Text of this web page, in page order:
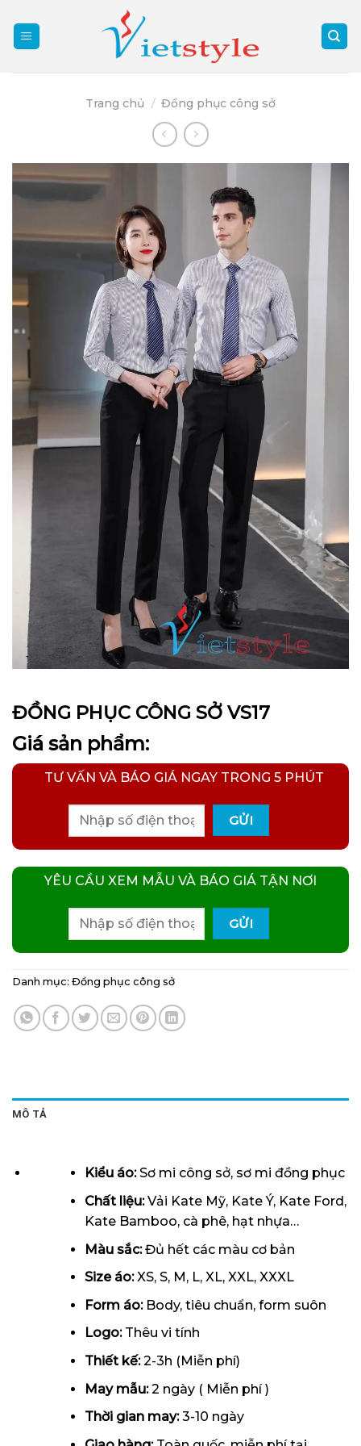
content
Trang chủ / Đồng phục công sở
ĐỒNG PHỤC CÔNG SỞ VS17
Giá sản phẩm:
TƯ VẤN VÀ BÁO GIÁ NGAY TRONG 5 PHÚT
YÊU CẦU XEM MẪU VÀ BÁO GIÁ TẬN NƠI
Danh mục: Đồng phục công sở
MÔ TẢ
Kiểu áo:Sơ mi công sở, sơ mi đồng phục
Chất liệu:Vải Kate Mỹ, Kate Ý, Kate Ford,
Kate Bamboo, cà phê, hạt nhựa…
Màu sắc:Đủ hết các màu cơ bản
Size áo:XS, S, M, L, XL, XXL, XXXL
Formáo: Body, tiêu chuẩn, form suôn
Logo: Thêu vi tính
Thiết kế:2-3h (Miễn phí)
May mẫu:2 ngày ( Miễn phí )
Thời gian may: 3-10 ngày